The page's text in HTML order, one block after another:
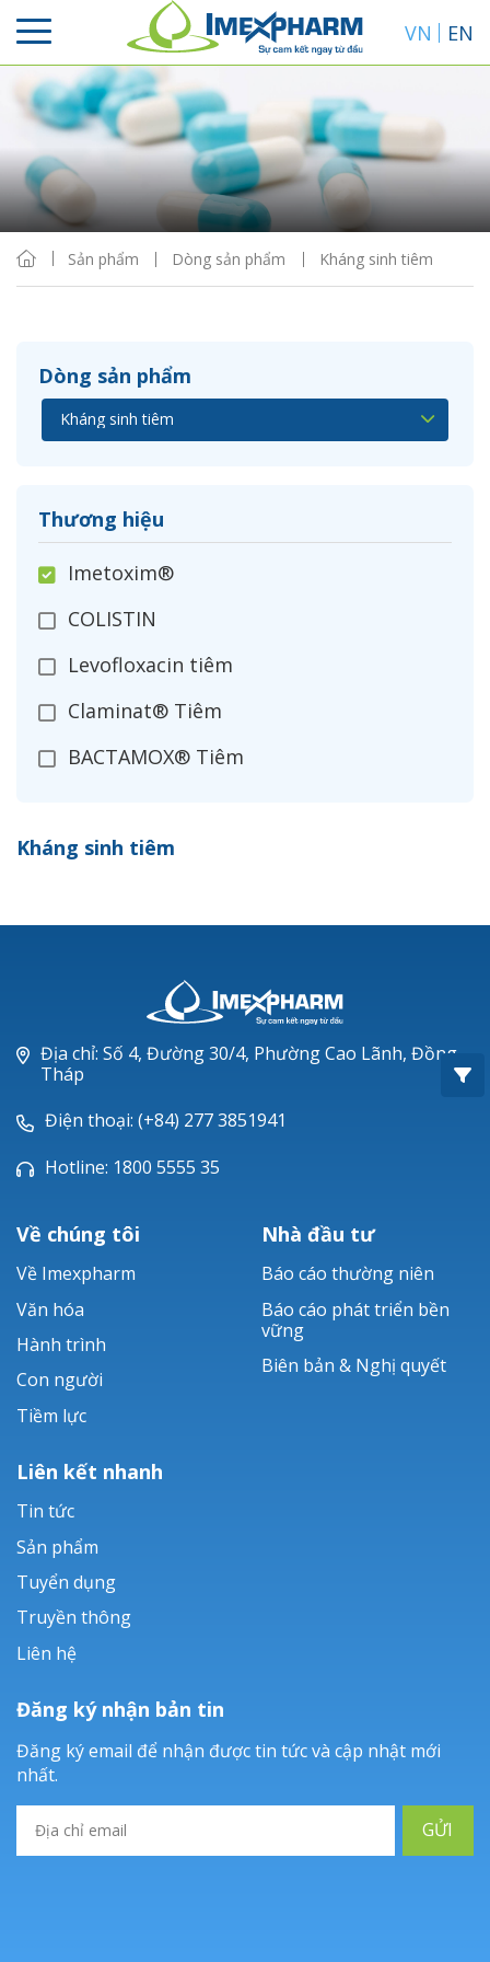
VN EN
Sản phẩm Dòng sản phẩm Kháng sinh tiêm
Dòng sản phẩm
Thương hiệu
Imetoxim®
COLISTIN
Levofloxacin tiêm
Claminat® Tiêm
BACTAMOX® Tiêm
Ceftizoxim®
Piperacillin
Ticarlinat®
Zobacta®
Bacsulfo®
Kháng sinh tiêm
Sắp xếp
Hiển thị
Địa chỉ: Số 4, Đường 30/4, Phường Cao Lãnh, Đồng
Tháp
Điện thoại: (+84) 277 3851941
Hotline: 1800 5555 35
Về chúng tôi
Về Imexpharm
Văn hóa
Hành trình
Con người
Tiềm lực
Nhà đầu tư
Báo cáo thường niên
Báo cáo phát triển bền
vững
Biên bản & Nghị quyết
Liên kết nhanh
Tin tức
Sản phẩm
Tuyển dụng
Truyền thông
Liên hệ
Đăng ký nhận bản tin
Đăng ký email để nhận được tin tức và cập nhật mới
nhất.
GỬI